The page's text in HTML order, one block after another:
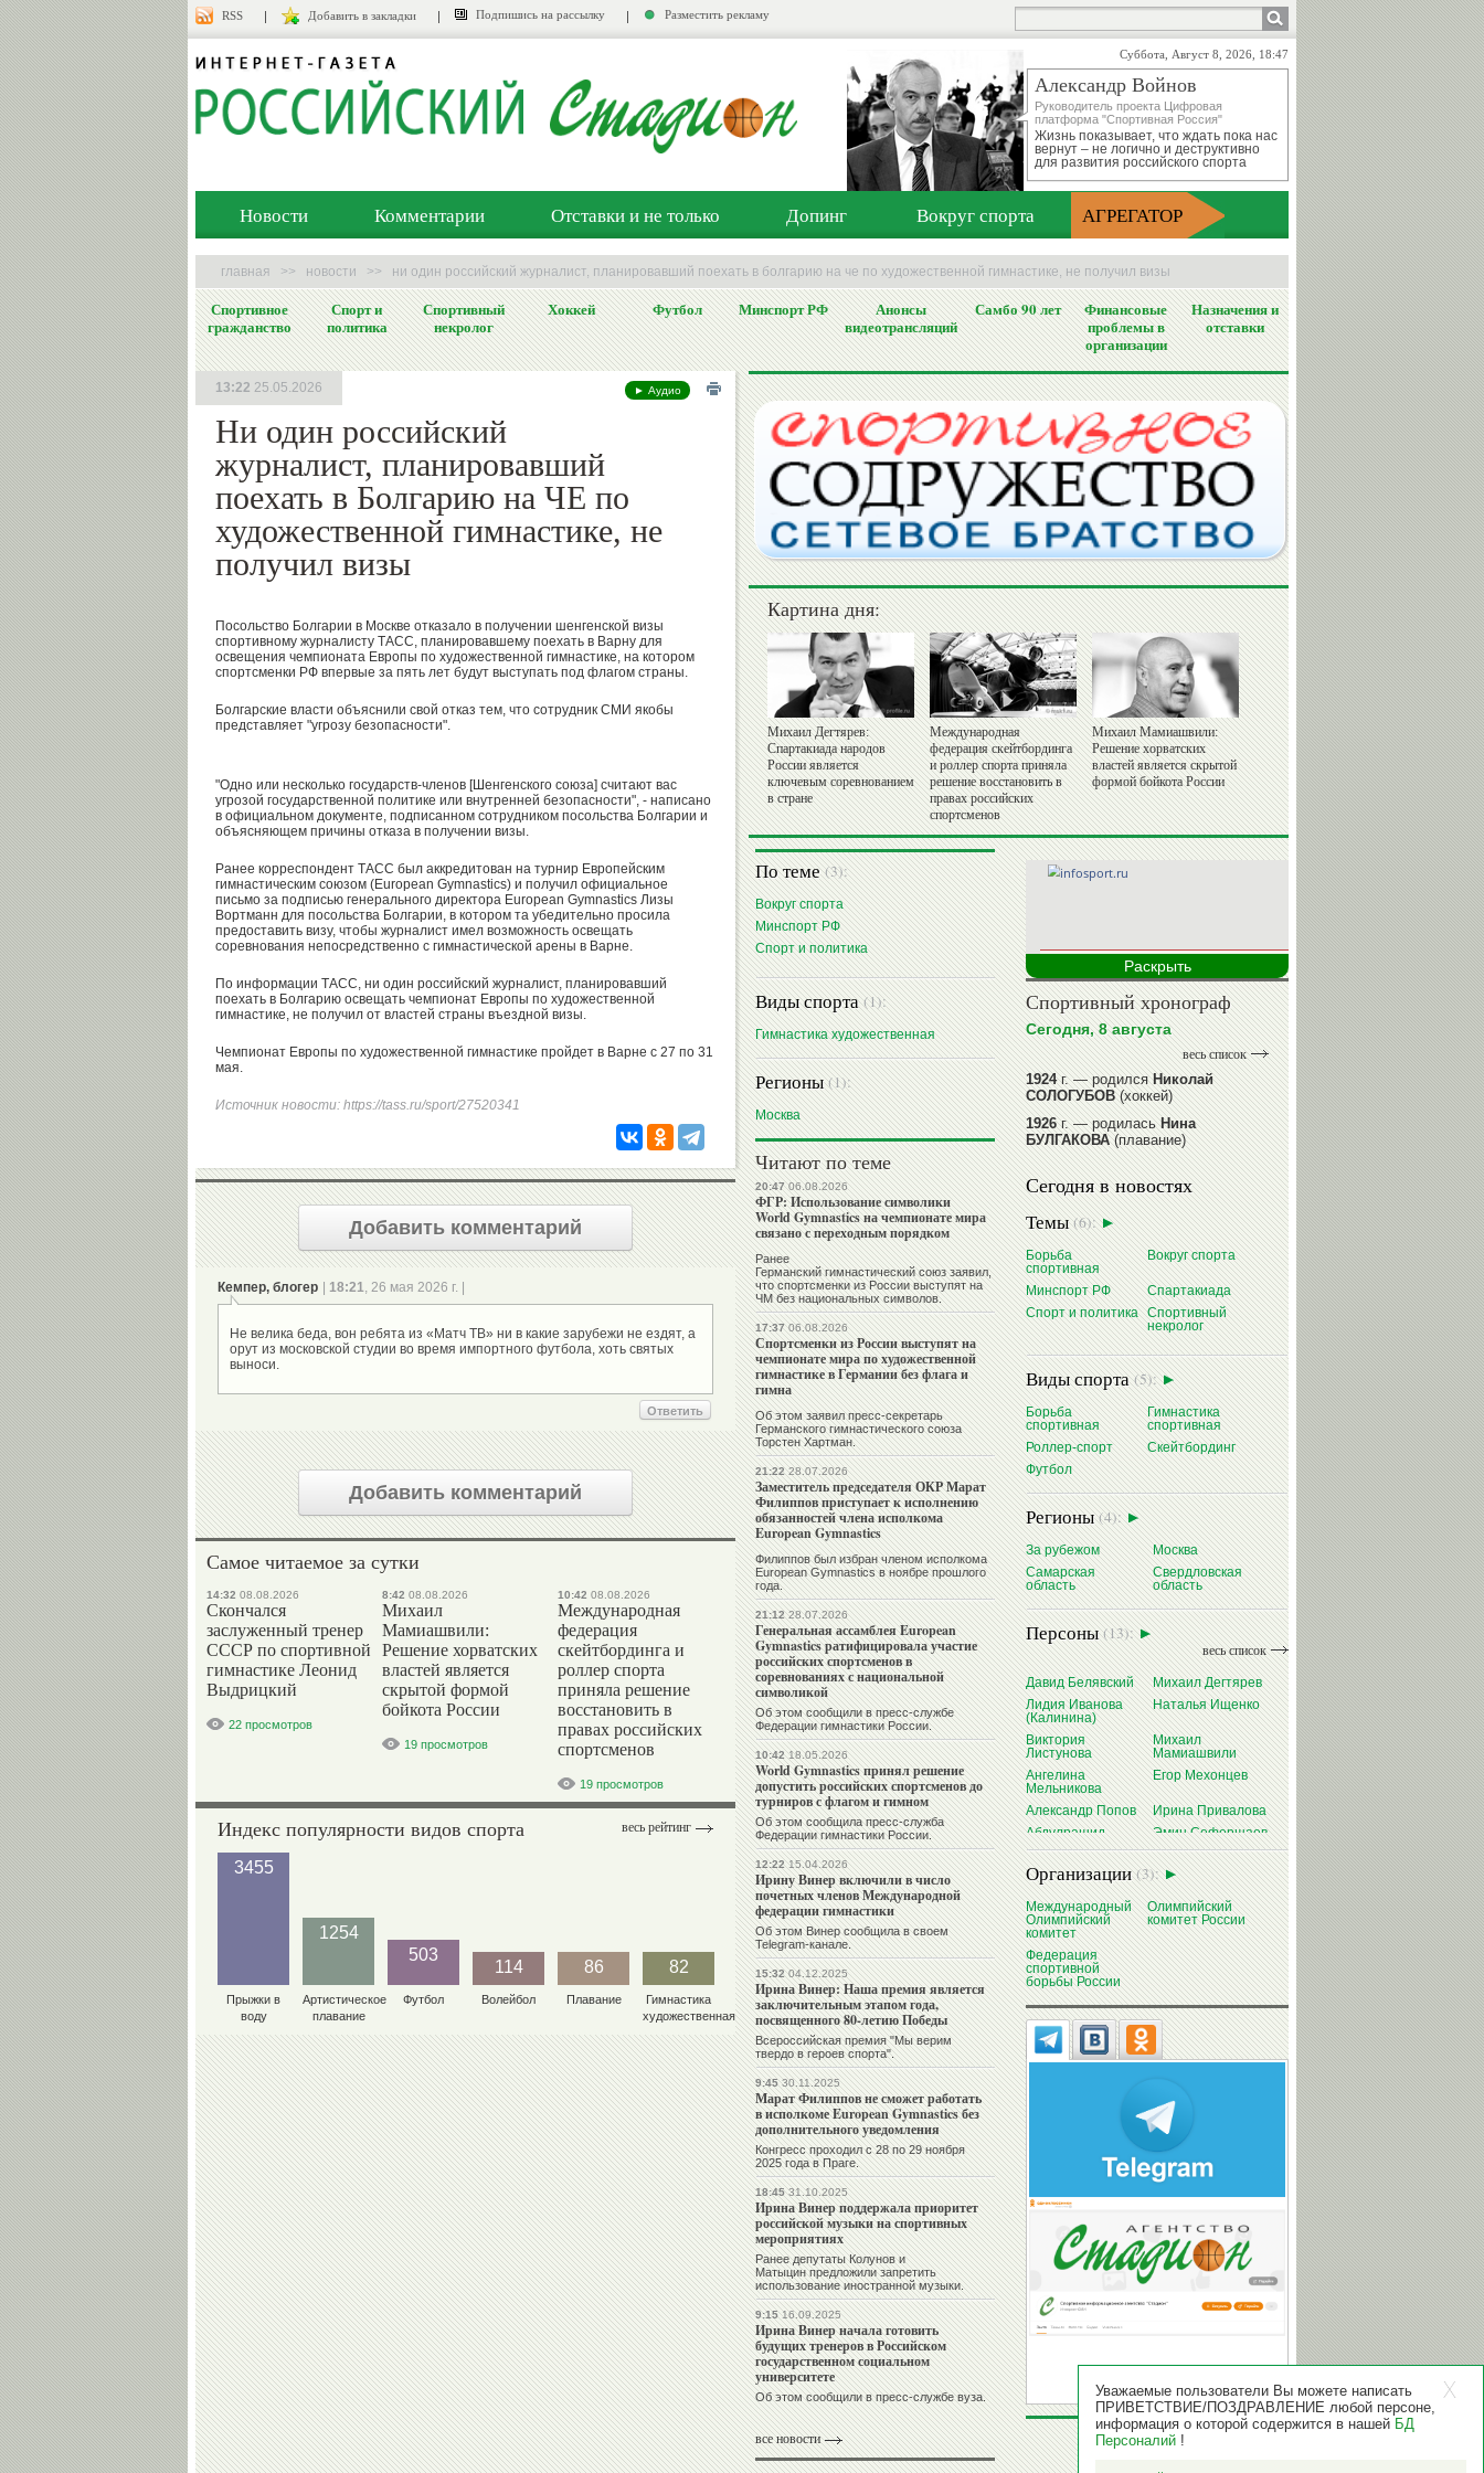
RSS Добавить в закладки Подпишись на рассылку Разместить рекламу
Суббота, Август 8, 2026, 18:47
Александр Войнов
Руководитель проекта Цифровая
платформа "Спортивная Россия"
Жизнь показывает, что ждать пока нас
вернут – не логично и деструктивно
для развития российского спорта
Новости Комментарии Отставки и не только Допинг Вокруг спорта АГРЕГАТОР
главная >> новости >> ни один российский журналист, планировавший поехать в болгарию на че по художественной гимнастике, не получил визы
Спортивное
гражданство
Спорт и
политика
Спортивный
некролог
Хоккей Футбол Минспорт РФ
Анонсы
видеотрансляций
Самбо 90 лет
Финансовые
проблемы в
организации
Назначения и
отставки
► Аудио
Ни один российский
журналист, планировавший
поехать в Болгарию на ЧЕ по
художественной гимнастике, не
получил визы
13:22 25.05.2026
Посольство Болгарии в Москве отказало в получении шенгенской визы
спортивному журналисту ТАСС, планировавшему поехать в Варну для
освещения чемпионата Европы по художественной гимнастике, на котором
спортсменки РФ впервые за пять лет будут выступать под флагом страны.
Болгарские власти объяснили свой отказ тем, что сотрудник СМИ якобы
представляет "угрозу безопасности".
"Одно или несколько государств-членов [Шенгенского союза] считают вас
угрозой государственной политике или внутренней безопасности", - написано
в официальном документе, подписанном сотрудником посольства Болгарии и
объясняющем причины отказа в получении визы.
Ранее корреспондент ТАСС был аккредитован на турнир Европейским
гимнастическим союзом (European Gymnastics) и получил официальное
письмо за подписью генерального директора European Gymnastics Лизы
Вортманн для посольства Болгарии, в котором та убедительно просила
предоставить визу, чтобы журналист имел возможность освещать
соревнования непосредственно с гимнастической арены в Варне.
По информации ТАСС, ни один российский журналист, планировавший
поехать в Болгарию освещать чемпионат Европы по художественной
гимнастике, не получил от властей страны въездной визы.
Чемпионат Европы по художественной гимнастике пройдет в Варне с 27 по 31
мая.
Источник новости: https://tass.ru/sport/27520341
Добавить комментарий
Кемпер, блогер 18:21, 26 мая 2026 г. |
Не велика беда, вон ребята из «Матч ТВ» ни в какие зарубежи не ездят, а
орут из московской студии во время импортного футбола, хоть святых
Ответить
Добавить комментарий
Самое читаемое за сутки
14:32 08.08.2026
Скончался
заслуженный тренер
СССР по спортивной
гимнастике Леонид
Выдрицкий
22 просмотров
8:42 08.08.2026
Михаил
Мамиашвили:
Решение хорватских
властей является
скрытой формой
бойкота России
19 просмотров
10:42 08.08.2026
Международная
федерация
скейтбординга и
роллер спорта
приняла решение
восстановить в
правах российских
спортсменов
19 просмотров
весь рейтинг
Индекс популярности видов спорта
3455
Прыжки в
воду
1254
Артистическое
плавание
503
Футбол
114
Волейбол
86
Плавание
82
Гимнастика
художественная
Картина дня:
Михаил Дегтярев:
Спартакиада народов
России является
ключевым соревнованием
в стране
Международная
федерация скейтбординга
и роллер спорта приняла
решение восстановить в
правах российских
спортсменов
Михаил Мамиашвили:
Решение хорватских
властей является скрытой
формой бойкота России
По теме(3):
Вокруг спорта
Минспорт РФ
Спорт и политика
Виды спорта(1):
Гимнастика художественная
Регионы(1):
Москва
Читают по теме
20:4706.08.2026
ФГР: Использование символики
World Gymnastics на чемпионате мира
связано с переходным порядком
Ранее
Германский гимнастический союз заявил,
что спортсменки из России выступят на
ЧМ без национальных символов.
17:3706.08.2026
Спортсменки из России выступят на
чемпионате мира по художественной
гимнастике в Германии без флага и
гимна
Об этом заявил пресс-секретарь
Германского гимнастического союза
Торстен Хартман.
21:2228.07.2026
Заместитель председателя ОКР Марат
Филиппов приступает к исполнению
обязанностей члена исполкома
European Gymnastics
Филиппов был избран членом исполкома
European Gymnastics в ноябре прошлого
года.
21:1228.07.2026
Генеральная ассамблея European
Gymnastics ратифицировала участие
российских спортсменов в
соревнованиях с национальной
символикой
Об этом сообщили в пресс-службе
Федерации гимнастики России.
10:4218.05.2026
World Gymnastics принял решение
допустить российских спортсменов до
турниров с флагом и гимном
Об этом сообщила пресс-служба
Федерации гимнастики России.
12:2215.04.2026
Ирину Винер включили в число
почетных членов Международной
федерации гимнастики
Об этом Винер сообщила в своем
Telegram-канале.
15:3204.12.2025
Ирина Винер: Наша премия является
заключительным этапом года,
посвященного 80-летию Победы
Всероссийская премия "Мы верим
твердо в героев спорта".
9:4530.11.2025
Марат Филиппов не сможет работать
в исполкоме European Gymnastics без
дополнительного уведомления
Конгресс проходил с 28 по 29 ноября
2025 года в Праге.
18:4531.10.2025
Ирина Винер поддержала приоритет
российской музыки на спортивных
мероприятиях
Ранее депутаты Колунов и
Матыцин предложили запретить
использование иностранной музыки.
9:1516.09.2025
Ирина Винер начала готовить
будущих тренеров в Российском
государственном социальном
университете
Об этом сообщили в пресс-службе вуза.
все новости
Раскрыть
Спортивный хронограф
Сегодня, 8 августа
весь список
1924г. — родилсяНиколай
СОЛОГУБОВ(хоккей)
1926г. — родиласьНина
БУЛГАКОВА(плавание)
1941г. — родиласьРавиля
ПРОКОПЕНКО (САЛИМОВА)
(баскетбол)
1964г. — родилсяНиколай
ЖУРАВСКИЙ(гребля на байдарках
и каноэ)
1964г. — родилсяЮрий ХМЫЛЕВ
(хоккей)
читать далее
Сегодня в новостях
Темы(6):
Борьба
спортивная
Вокруг спорта
Минспорт РФ
Спартакиада
Спорт и политика Спортивный
некролог
Виды спорта(5):
Борьба
спортивная
Гимнастика
спортивная
Роллер-спорт
Скейтбординг
Футбол
Регионы(4):
За рубежом
Москва
Самарская
область
Свердловская
область
Персоны(13):
весь список
Давид Белявский
Михаил Дегтярев
Лидия Иванова
(Калинина)
Наталья Ищенко
Виктория
Листунова
Михаил
Мамиашвили
Ангелина
Мельникова
Егор Мехонцев
Александр Попов
Ирина Привалова
Абдулрашид
Садулаев
Эмин Сефершаев
Виталий Щербо
Организации(3):
Международный
Олимпийский
комитет
Олимпийский
комитет России
Федерация
спортивной
борьбы России
Уважаемые пользователи Вы можете написать
ПРИВЕТСТВИЕ/ПОЗДРАВЛЕНИЕ любой персоне,
информация о которой содержится в нашей БД
Персоналий !